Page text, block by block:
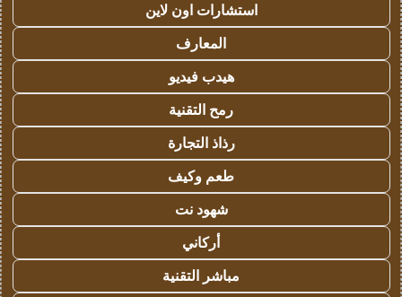
استشارات اون لاين
المعارف
هيدب فيديو
رمح التقنية
رذاذ التجارة
طعم وكيف
شهود نت
أركاني
مباشر التقنية